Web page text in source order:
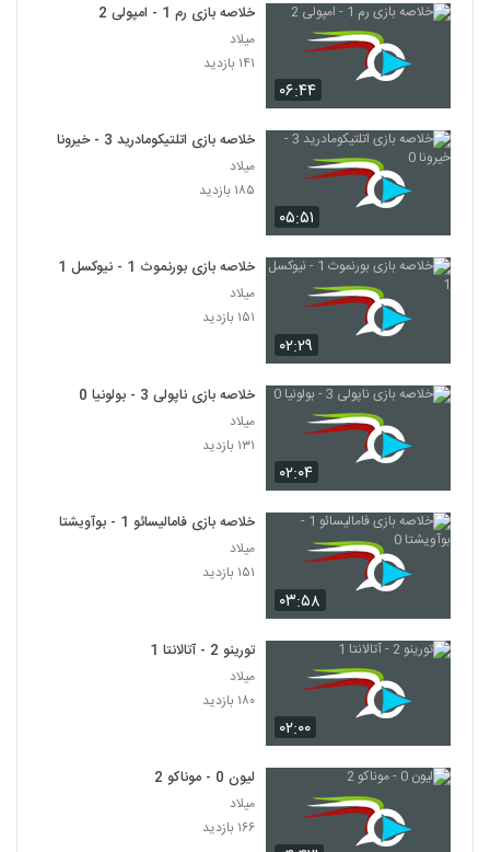
۰۶:۴۴
خلاصه بازی رم 1 - امپولی 2
میلاد
۱۴۱ بازدید
۰۵:۵۱
خلاصه بازی اتلتیکومادرید 3 - خیرونا 0
میلاد
۱۸۵ بازدید
۰۲:۲۹
خلاصه بازی بورنموث 1 - نیوکسل 1
میلاد
۱۵۱ بازدید
۰۲:۰۴
خلاصه بازی ناپولی 3 - بولونیا 0
میلاد
۱۳۱ بازدید
۰۳:۵۸
خلاصه بازی فامالیسائو 1 - بوآویشتا 0
میلاد
۱۵۱ بازدید
۰۲:۰۰
تورینو 2 - آتالانتا 1
میلاد
۱۸۰ بازدید
لیون 0 - موناکو 2
میلاد
۱۶۶ بازدید